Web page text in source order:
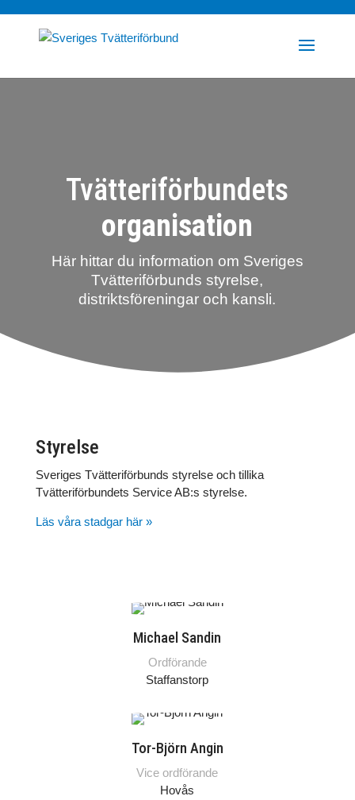
Tvätteriförbundets
organisation
Här hittar du information om Sveriges
Tvätteriförbunds styrelse,
distriktsföreningar och kansli.
Styrelse
Sveriges Tvätteriförbunds styrelse och tillika
Tvätteriförbundets Service AB:s styrelse.
Läs våra stadgar här »
Michael Sandin
Ordförande
Staffanstorp
Tor-Björn Angin
Vice ordförande
Hovås